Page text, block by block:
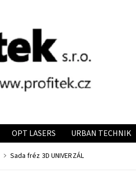
OPT LASERS URBAN TECHNIK
Sada fréz 3D UNIVERZÁL